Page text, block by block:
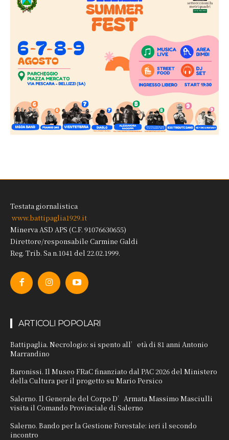
Testata giornalistica
www.battipaglia1929.it
Minerva ASD APS (C.F. 91076630655)
Direttore/responsabile Carmine Galdi
Reg. Trib. Sa n.1041 del 22.02.1999.
ARTICOLI POPOLARI
Battipaglia. Necrologio: si spento all’età di 81 anni Antonio
Marrandino
Baronissi. Il Museo FRaC finanziato dal PAC 2026 del Ministero
della Cultura per il progetto su Mario Persico
Salerno. Il Generale del Corpo D’Armata Massimo Masciulli
visita il Comando Provinciale di Salerno
Salerno. Bando per la Gestione Forestale: ieri il secondo
incontro